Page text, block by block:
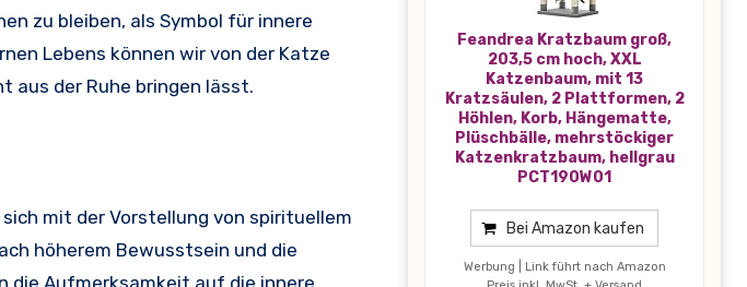
zu bleiben, als Symbol für innere
Lebens können wir von der Katze
aus der Ruhe bringen lässt.
mit der Vorstellung von spirituellem
höherem Bewusstsein und die
die Aufmerksamkeit auf die innere
Feandrea Kratzbaum groß,
203,5 cm hoch, XXL
Katzenbaum, mit 13
Kratzsäulen, 2 Plattformen, 2
Höhlen, Korb, Hängematte,
Plüschbälle, mehrstöckiger
Katzenkratzbaum, hellgrau
PCT190W01
Bei Amazon kaufen
Werbung | Link führt nach Amazon